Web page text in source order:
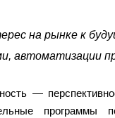
на рынке к
автоматизации
—
программы